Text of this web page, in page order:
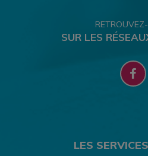
SUR LES
LES